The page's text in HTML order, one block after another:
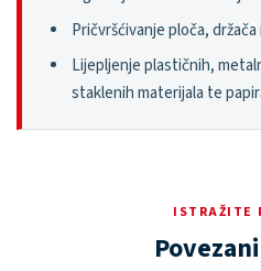
Pričvršćivanje ploča,
Lijepljenje plastičnih,
staklenih materijala te
ISTRAŽITE